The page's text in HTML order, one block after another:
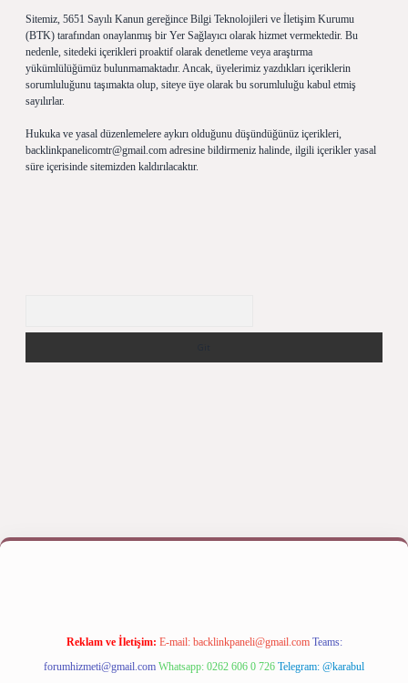
Sitemiz, 5651 Sayılı Kanun gereğince Bilgi Teknolojileri ve İletişim Kurumu
(BTK) tarafından onaylanmış bir Yer Sağlayıcı olarak hizmet vermektedir. Bu
nedenle, sitedeki içerikleri proaktif olarak denetleme veya araştırma
yükümlülüğümüz bulunmamaktadır. Ancak, üyelerimiz yazdıkları içeriklerin
sorumluluğunu taşımakta olup, siteye üye olarak bu sorumluluğu kabul etmiş
sayılırlar.
Hukuka ve yasal düzenlemelere aykırı olduğunu düşündüğünüz içerikleri,
backlinkpanelicomtr@gmail.com adresine bildirmeniz halinde, ilgili içerikler yasal
süre içerisinde sitemizden kaldırılacaktır.
yapbetexper bahis
Reklam ve İletişim: E-mail: backlinkpaneli@gmail.com Teams:
forumhizmeti@gmail.com Whatsapp: 0262 606 0 726 Telegram: @karabul